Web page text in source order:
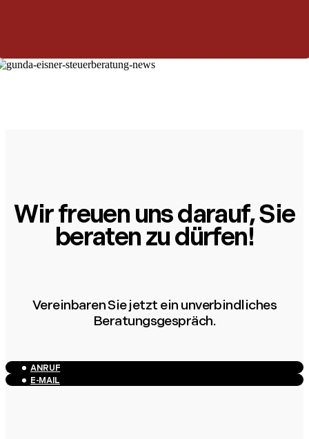
Wir freuen uns darauf, Sie
beraten zu dürfen!
Vereinbaren Sie jetzt ein unverbindliches
Beratungsgespräch.
ANRUF
E-MAIL